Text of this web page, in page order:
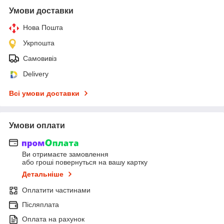
Умови доставки
Нова Пошта
Укрпошта
Самовивіз
Delivery
Всі умови доставки
Умови оплати
Ви отримаєте замовлення
або гроші повернуться на вашу картку
Детальніше
Оплатити частинами
Післяплата
Оплата на рахунок